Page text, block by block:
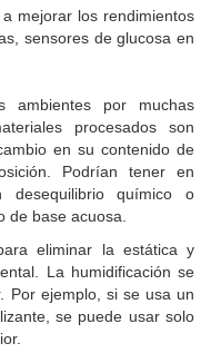
mejorar los rendimientos
sensores de glucosa en
ambientes por muchas
procesados ​​son
en su contenido de
Podrían tener en
químico o
de base acuosa.
eliminar la estática y
La humidificación se
Por ejemplo, si se usa un
se puede usar solo